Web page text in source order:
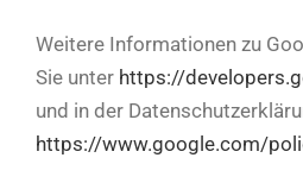
Weitere Informationen zu
Sie unter https://
und in der
https://www.google.com/